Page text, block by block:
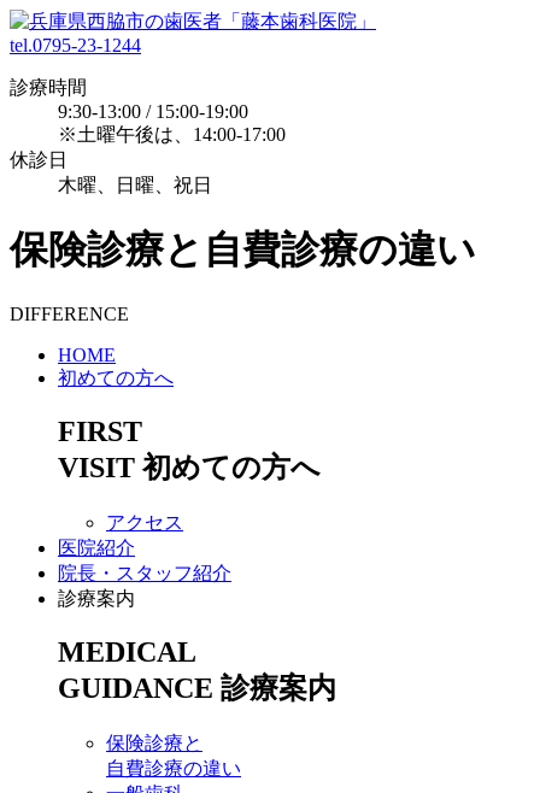
tel.0795-23-1244
診療時間
9:30-13:00 / 15:00-19:00
※土曜午後は、14:00-17:00
休診日
木曜、日曜、祝日
保険診療と自費診療の違い
DIFFERENCE
HOME
初めての方へ
FIRST
VISIT 初めての方へ
アクセス
医院紹介
院長・スタッフ紹介
診療案内
MEDICAL
GUIDANCE 診療案内
保険診療と
自費診療の違い